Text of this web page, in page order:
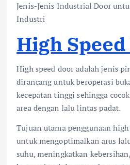
Jenis-Jenis Industrial Door
Industri
High
High speed door adalah jenis
dirancang untuk beroperasi
kecepatan tinggi sehingga
area dengan lalu lintas padat.
Tujuan utama penggunaan
untuk mengoptimalkan arus
suhu, meningkatkan